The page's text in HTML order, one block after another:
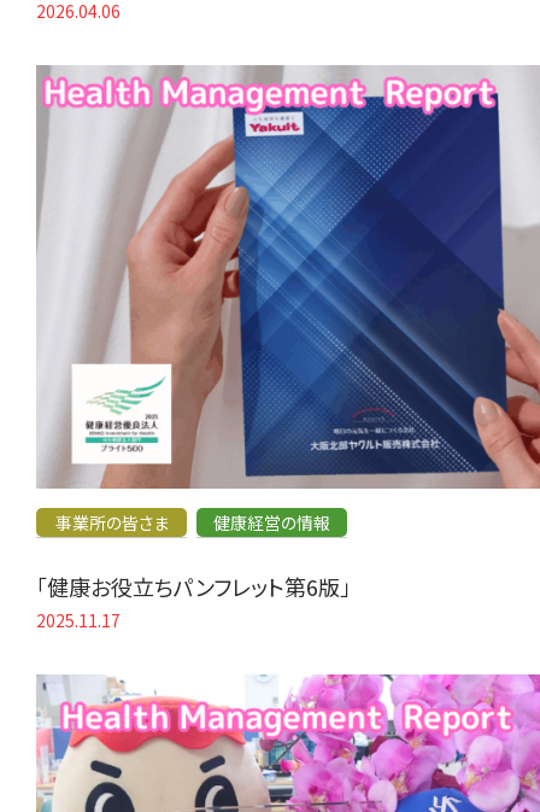
2026.04.06
事業所の皆さま 健康経営の情報
「健康お役立ちパンフレット第6版」
2025.11.17